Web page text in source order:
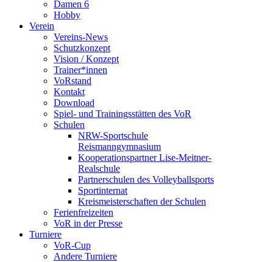
Damen 6
Hobby
Verein
Vereins-News
Schutzkonzept
Vision / Konzept
Trainer*innen
VoRstand
Kontakt
Download
Spiel- und Trainingsstätten des VoR
Schulen
NRW-Sportschule
Reismanngymnasium
Kooperationspartner Lise-Meitner-
Realschule
Partnerschulen des Volleyballsports
Sportinternat
Kreismeisterschaften der Schulen
Ferienfreizeiten
VoR in der Presse
Turniere
VoR-Cup
Andere Turniere